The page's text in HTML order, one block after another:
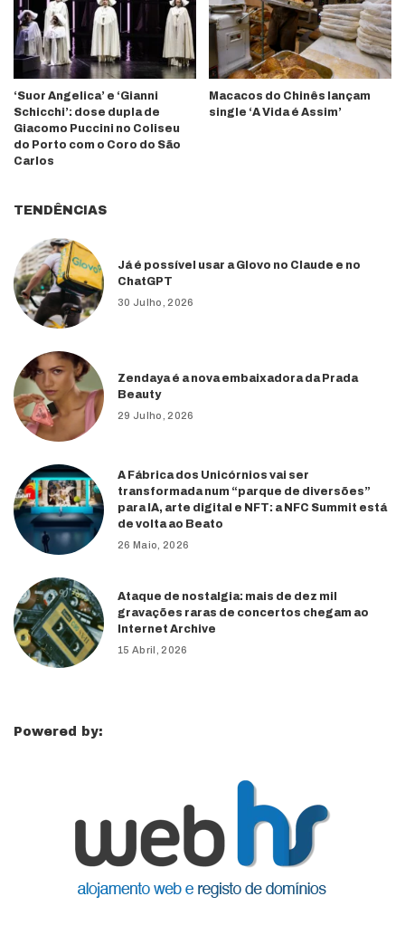
‘Suor Angelica’ e ‘Gianni
Schicchi’: dose dupla de
Giacomo Puccini no Coliseu
do Porto com o Coro do São
Carlos
Macacos do Chinês lançam
single ‘A Vida é Assim’
TENDÊNCIAS
Já é possível usar a Glovo no Claude e no
ChatGPT
30 Julho, 2026
Zendaya é a nova embaixadora da Prada
Beauty
29 Julho, 2026
A Fábrica dos Unicórnios vai ser
transformada num “parque de diversões”
para IA, arte digital e NFT: a NFC Summit está
de volta ao Beato
26 Maio, 2026
Ataque de nostalgia: mais de dez mil
gravações raras de concertos chegam ao
Internet Archive
15 Abril, 2026
Powered by: